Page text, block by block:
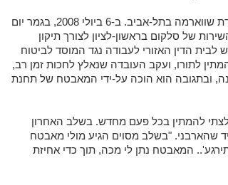
שהארבני בן ה-59 הוא בעל מסעדת שווארמה בתל-אביב. ב-6 ביולי 2008, בגמר יום
של סלקום בראשון-לציון לצורך תיקון
לבית הדין האזורי לעבודה נגד המוסד לביטוח
לתורו, ועקב העובדה שנאלץ לחכות זמן רב,
ובתגובה הוא הוכה על-ידי המאבטח של תחנת
3 פעמים, ונאלצתי להמתין בכל פעם מחדש. בשלב האחרון
שהארבני. "בשלב מסוים הגיע מולי מאבטח
המאבטח נתן לי מכה, תוך כדי אחיזת